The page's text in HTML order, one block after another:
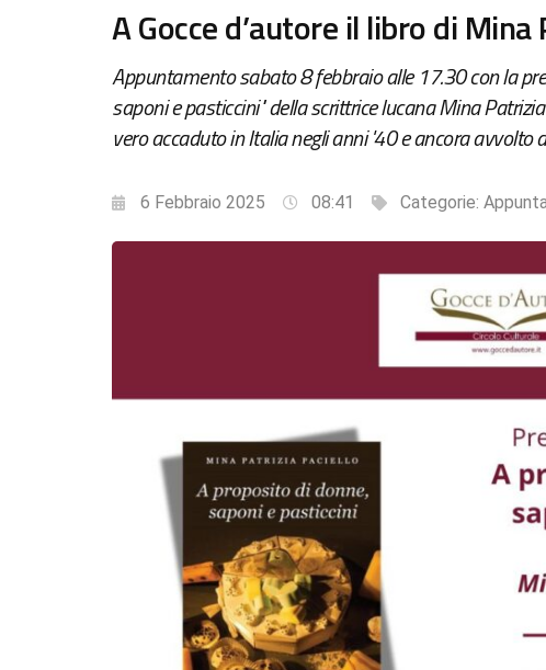
A Gocce d’autore il libro di
Appuntamento sabato 8 febbraio alle 17.30 con la
saponi e pasticcini" della scrittrice lucana Mina
vero accaduto in Italia negli anni '40 e ancora avvolto
6 Febbraio 2025 08:41 Categorie: